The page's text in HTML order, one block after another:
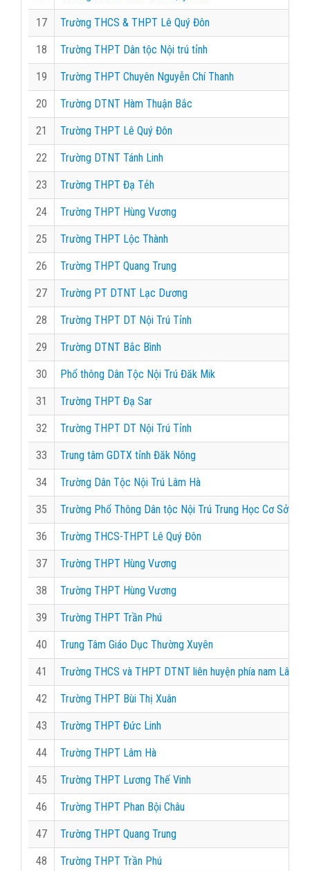
17 Trường THCS & THPT Lê Quý Đôn
18 Trường THPT Dân tộc Nội trú tỉnh
19 Trường THPT Chuyên Nguyễn Chí Thanh
20 Trường DTNT Hàm Thuận Bắc
21 Trường THPT Lê Quý Đôn
22 Trường DTNT Tánh Linh
23 Trường THPT Đạ Tẻh
24 Trường THPT Hùng Vương
25 Trường THPT Lộc Thành
26 Trường THPT Quang Trung
27 Trường PT DTNT Lạc Dương
28 Trường THPT DT Nội Trú Tỉnh
29 Trường DTNT Bắc Bình
30 Phổ thông Dân Tộc Nội Trú Đăk Mik
31 Trường THPT Đạ Sar
32 Trường THPT DT Nội Trú Tỉnh
33 Trung tâm GDTX tỉnh Đăk Nông
34 Trường Dân Tộc Nội Trú Lâm Hà
35 Trường Phổ Thông Dân tộc Nội Trú Trung Học Cơ Sở
36 Trường THCS-THPT Lê Quý Đôn
37 Trường THPT Hùng Vương
38 Trường THPT Hùng Vương
39 Trường THPT Trần Phú
40 Trung Tâm Giáo Dục Thường Xuyên
41 Trường THCS và THPT DTNT liên huyện phía nam Lâm
42 Trường THPT Bùi Thị Xuân
43 Trường THPT Đức Linh
44 Trường THPT Lâm Hà
45 Trường THPT Lương Thế Vinh
46 Trường THPT Phan Bội Châu
47 Trường THPT Quang Trung
48 Trường THPT Trần Phú